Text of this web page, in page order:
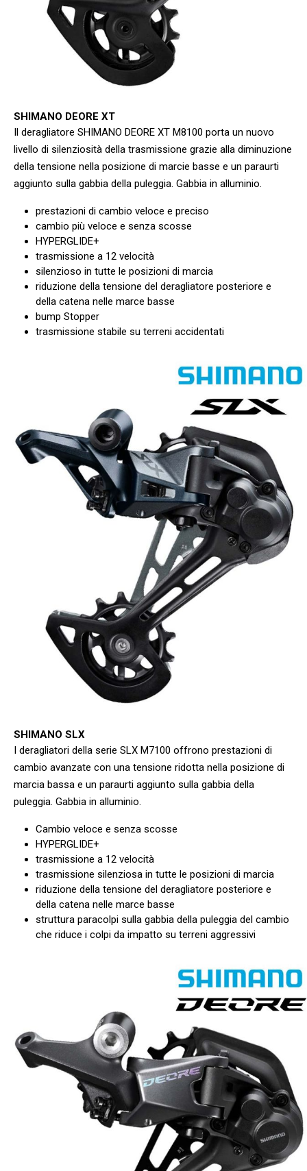
SHIMANO DEORE XT
Il deragliatore SHIMANO DEORE XT M8100 porta un nuovo
livello di silenziosità della trasmissione grazie alla diminuzione
della tensione nella posizione di marcie basse e un paraurti
aggiunto sulla gabbia della puleggia. Gabbia in alluminio.
prestazioni di cambio veloce e preciso
cambio più veloce e senza scosse
HYPERGLIDE+
trasmissione a 12 velocità
silenzioso in tutte le posizioni di marcia
riduzione della tensione del deragliatore posteriore e
della catena nelle marce basse
bump Stopper
trasmissione stabile su terreni accidentati
SHIMANO SLX
I deragliatori della serie SLX M7100 offrono prestazioni di
cambio avanzate con una tensione ridotta nella posizione di
marcia bassa e un paraurti aggiunto sulla gabbia della
puleggia. Gabbia in alluminio.
Cambio veloce e senza scosse
HYPERGLIDE+
trasmissione a 12 velocità
trasmissione silenziosa in tutte le posizioni di marcia
riduzione della tensione del deragliatore posteriore e
della catena nelle marce basse
struttura paracolpi sulla gabbia della puleggia del cambio
che riduce i colpi da impatto su terreni aggressivi